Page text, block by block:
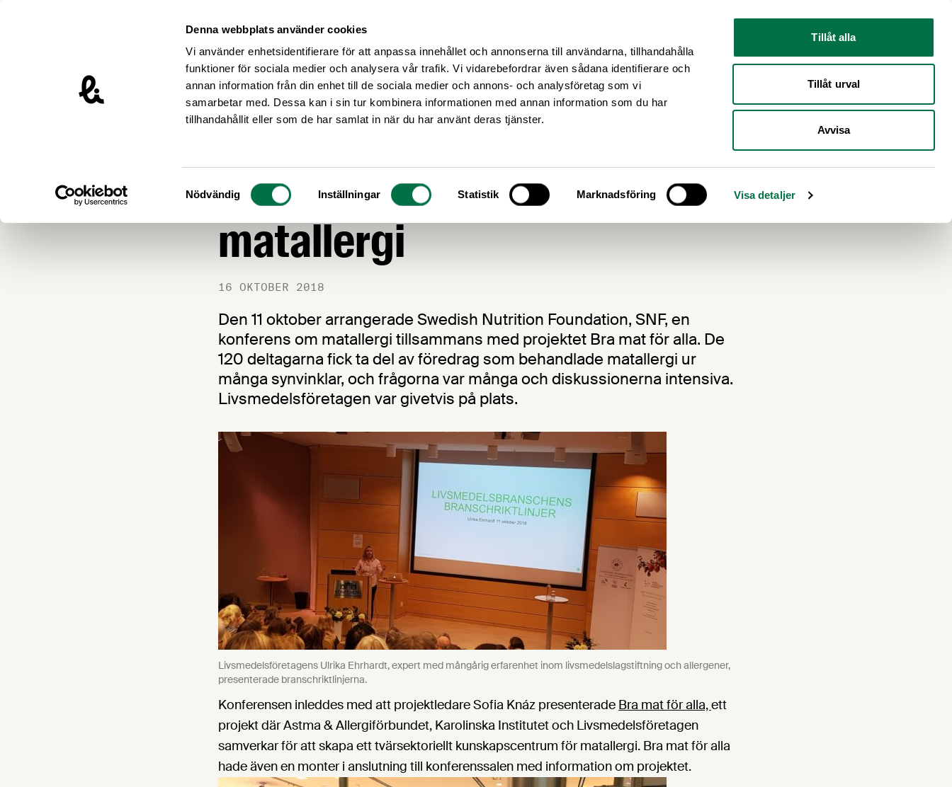
Denna webbplats använder cookies
Vi använder enhetsidentifierare för att anpassa innehållet och annonserna till användarna, tillhandahålla
funktioner för sociala medier och analysera vår trafik. Vi vidarebefordrar även sådana identifierare och
annan information från din enhet till de sociala medier och annons- och analysföretag som vi
samarbetar med. Dessa kan i sin tur kombinera informationen med annan information som du har
tillhandahållit eller som de har samlat in när du har använt deras tjänster.
Samtyckesval
Nödvändig Inställningar Statistik Marknadsföring Visa detaljer
Tillåt alla
Tillåt urval
Avvisa
Livsmedelsföretagen – till startsidan
Nyheter
Välbesökt konferens om
matallergi
16 OKTOBER 2018
Den 11 oktober arrangerade Swedish Nutrition Foundation, SNF, en
konferens om matallergi tillsammans med projektet Bra mat för alla. De
120 deltagarna fick ta del av föredrag som behandlade matallergi ur
många synvinklar, och frågorna var många och diskussionerna intensiva.
Livsmedelsföretagen var givetvis på plats.
Livsmedelsföretagens Ulrika Ehrhardt, expert med mångårig erfarenhet inom livsmedelslagstiftning och allergener,
presenterade branschriktlinjerna.
Konferensen inleddes med att projektledare Sofia Knáz presenterade Bra mat för alla,ett
projekt där Astma & Allergiförbundet, Karolinska Institutet och Livsmedelsföretagen
samverkar för att skapa ett tvärsektoriellt kunskapscentrum för matallergi. Bra mat för alla
hade även en monter i anslutning till konferenssalen med information om projektet.